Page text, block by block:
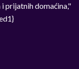
prijatnih domaćina,"